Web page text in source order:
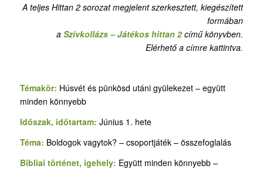
A teljes Hittan 2 sorozat megjelent szerkesztett, kiegészített
formában
aSzívkollázs – Játékos hittan 2című könyvben.
Elérhető a címre kattintva.
Témakör: Húsvét és pünkösd utáni gyülekezet – együtt
minden könnyebb
Időszak, időtartam: Június 1. hete
Téma: Boldogok vagytok? – csoportjáték – összefoglalás
Bibliai történet, igehely: Együtt minden könnyebb –